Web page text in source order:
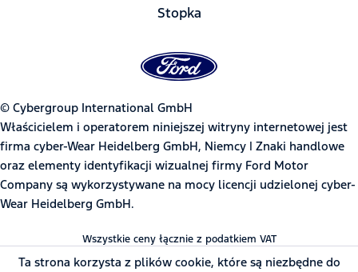
Stopka
© Cybergroup International GmbH
Właścicielem i operatorem niniejszej witryny internetowej jest
firma cyber-Wear Heidelberg GmbH, Niemcy | Znaki handlowe
oraz elementy identyfikacji wizualnej firmy Ford Motor
Company są wykorzystywane na mocy licencji udzielonej cyber-
Wear Heidelberg GmbH.
Wszystkie ceny łącznie z podatkiem VAT
Ta strona korzysta z plików cookie, które są niezbędne do